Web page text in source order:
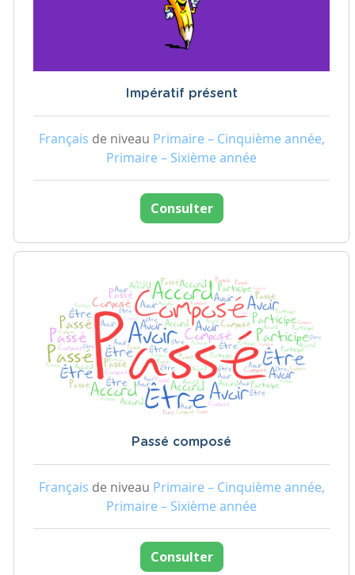
Impératif présent
Français de niveau Primaire – Cinquième année,
Primaire – Sixième année
Consulter
Passé composé
Français de niveau Primaire – Cinquième année,
Primaire – Sixième année
Consulter